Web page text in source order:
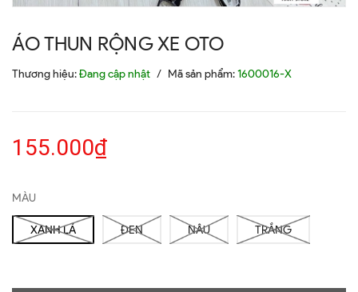
ÁO THUN RỘNG XE OTO
Thương hiệu:Đang cập nhật / Mã sản phẩm:1600016-X
155.000₫
MÀU
XANH LÁ ĐEN NÂU TRẮNG